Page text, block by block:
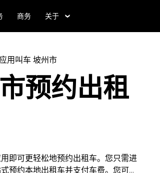
商务 关于
用叫车 坡州市
预约出租
即可更轻松地预约出租车。您只需进
预约本地出租车并支付车费。您可以